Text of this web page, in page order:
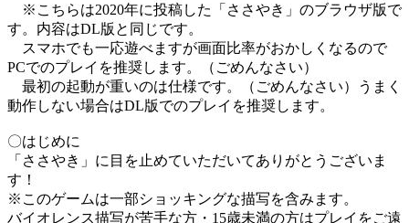
※こちらは2020年に投稿した「ささやき」のブラウザ版で
す。内容はDL版と同じです。
スマホでも一応遊べますが画面比率がおかしくなるので
PCでのプレイを推奨します。（ごめんなさい）
最初の起動が重いのは仕様です。（ごめんなさい）うまく
動作しない場合はDL版でのプレイを推奨します。
〇はじめに
「ささやき」に目を止めていただいてありがとうございま
す！
※このゲームは一部ショッキングな描写を含みます。
バイオレンス描写が苦手な方・15歳未満の方はプレイをご遠